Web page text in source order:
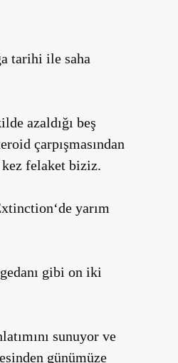
tarihi ile saha
azaldığı beş
çarpışmasından
kez felaket biziz.
‘de yarım
gibi on iki
sunuyor ve
günümüze